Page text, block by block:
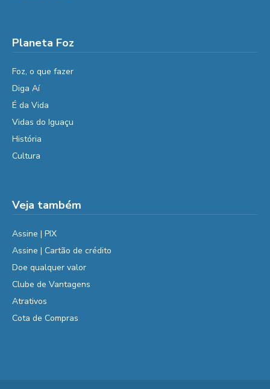
Planeta Foz
Foz, o que fazer
Diga Aí
É da Vida
Vidas do Iguaçu
História
Cultura
Veja também
Assine | PIX
Assine | Cartão de crédito
Doe qualquer valor
Clube de Vantagens
Atrativos
Cota de Compras